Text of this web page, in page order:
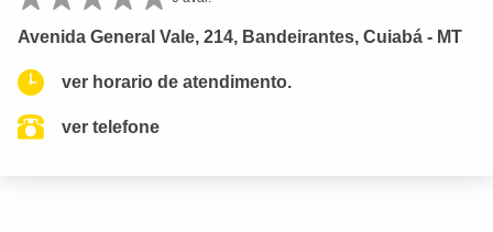
Avenida General Vale, 214, Bandeirantes, Cuiabá - MT
ver horario de atendimento.
ver telefone